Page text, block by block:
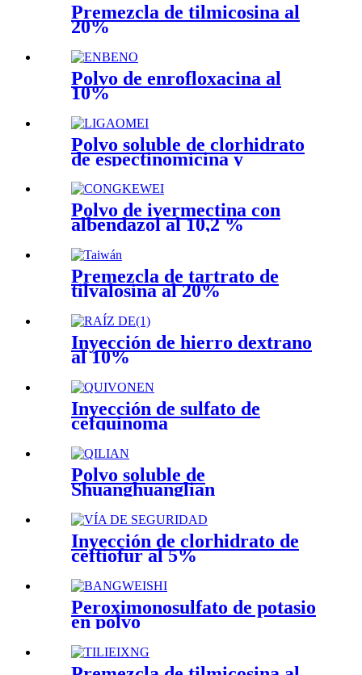
Premezcla de tilmicosina al
20%
Polvo de enrofloxacina al
10%
Polvo soluble de clorhidrato
de espectinomicina y
clorhidrato de lincomicina al
15 %
Polvo de ivermectina con
albendazol al 10,2 %
Premezcla de tartrato de
tilvalosina al 20%
Inyección de hierro dextrano
al 10%
Inyección de sulfato de
cefquinoma
Polvo soluble de
Shuanghuanglian
Inyección de clorhidrato de
ceftiofur al 5%
Peroximonosulfato de potasio
en polvo